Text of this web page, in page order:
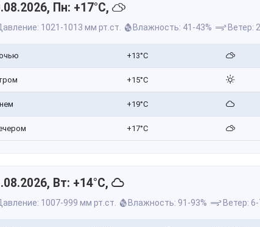
Пн: +17°C,
1021-1013 мм рт.ст. Влажность: 41-43% Ветер:
+13°C
+15°C
+19°C
+17°C
Вт: +14°C,
1007-999 мм рт.ст. Влажность: 91-93% Ветер: